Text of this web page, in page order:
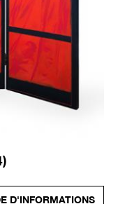
D'INFORMATIONS